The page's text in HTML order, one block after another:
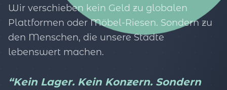
Wir verschieben kein Geld zu globalen
Plattformen oder Möbel-Riesen. Sondern zu
den Menschen, die unsere Städte
lebenswert machen.
“Kein Lager. Kein Konzern. Sondern